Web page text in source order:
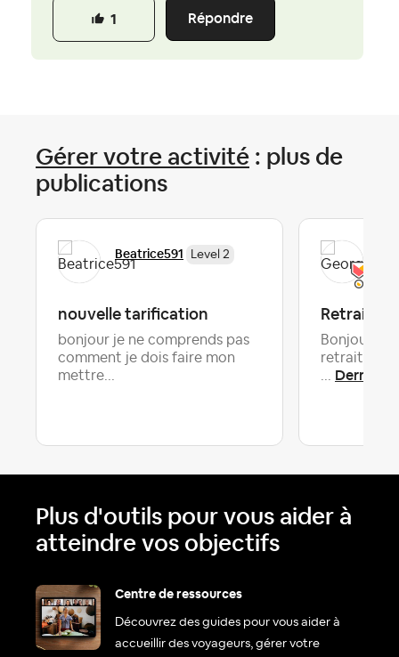
Répondre
1
Gérer votre activité : plus de
publications
Beatrice591 Level 2
nouvelle tarification
bonjour je ne comprends pas
comment je dois faire mon
mettre...
Retrait
Bonjour
retrait total
Dernière
Plus d'outils pour vous aider à
atteindre vos objectifs
Centre de ressources
Découvrez des guides pour vous aider à
accueillir des voyageurs, gérer votre